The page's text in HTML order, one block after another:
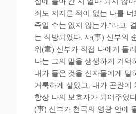
죄도 저지른 적이 없는 나를 너
죽일 수는 없지 않는가.”라고.
는 석방되었다. 사(事) 신부의
위(韋) 신부가 직접 나에게 들
나는 그의 말을 생생하게 기억
내가 들은 것을 신자들에게 말
거룩하게 살았고, 내가 곤란에
항상 나의 보호자가 되어주었
(事) 신부가 천국의 영광 안에